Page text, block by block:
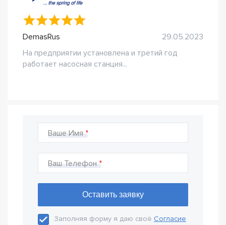
DemasRus
29.05.2023
На предприятии установлена и третий год
работает насосная станция...
Ваше Имя
Ваш Телефон
Заполняя форму я даю своё Согласие